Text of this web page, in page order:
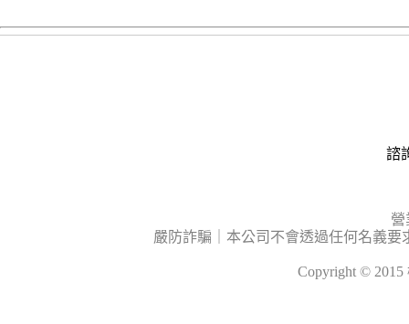
諮
營
嚴防詐騙｜本公司不會透過任何名義
Copyright ©